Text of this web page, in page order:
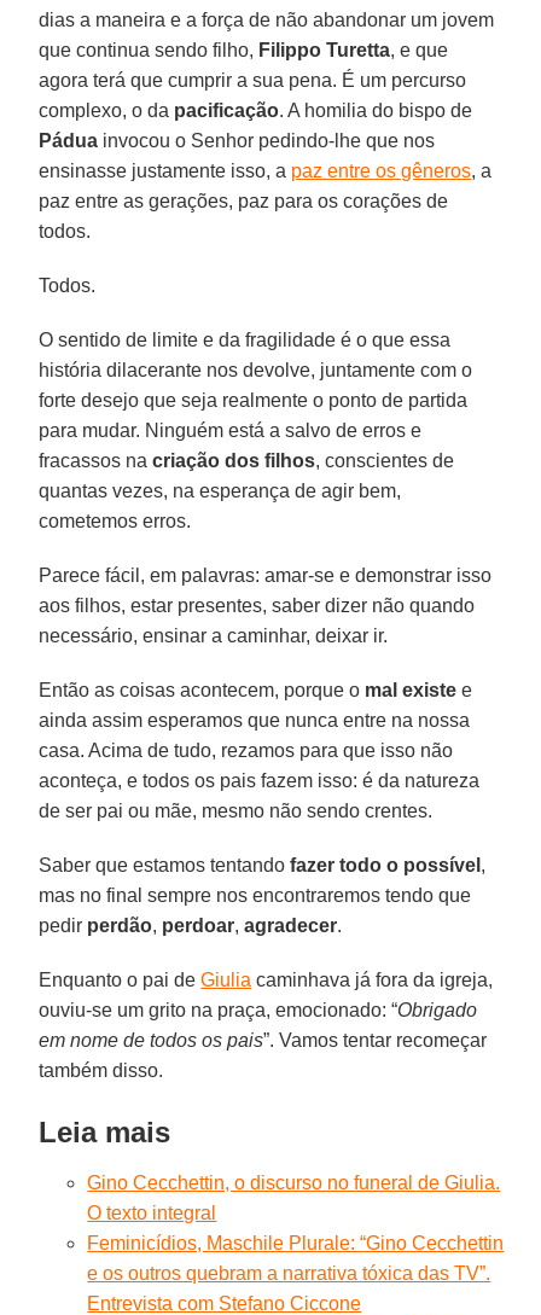
dias a maneira e a força de não abandonar um jovem
que continua sendo filho, Filippo Turetta, e que
agora terá que cumprir a sua pena. É um percurso
complexo, o da pacificação. A homilia do bispo de
Pádua invocou o Senhor pedindo-lhe que nos
ensinasse justamente isso, a paz entre os gêneros, a
paz entre as gerações, paz para os corações de
todos.
Todos.
O sentido de limite e da fragilidade é o que essa
história dilacerante nos devolve, juntamente com o
forte desejo que seja realmente o ponto de partida
para mudar. Ninguém está a salvo de erros e
fracassos nacriação dos filhos, conscientes de
quantas vezes, na esperança de agir bem,
cometemos erros.
Parece fácil, em palavras: amar-se e demonstrar isso
aos filhos, estar presentes, saber dizer não quando
necessário, ensinar a caminhar, deixar ir.
Então as coisas acontecem, porque o mal existe e
ainda assim esperamos que nunca entre na nossa
casa. Acima de tudo, rezamos para que isso não
aconteça, e todos os pais fazem isso: é da natureza
de ser pai ou mãe, mesmo não sendo crentes.
Saber que estamos tentandofazer todo o possível ,
mas no final sempre nos encontraremos tendo que
pedir perdão, perdoar,agradecer.
Enquanto o pai deGiulia caminhava já fora da igreja,
ouviu-se um grito na praça, emocionado: “Obrigado
em nome de todos os pais”. Vamos tentar recomeçar
também disso.
Leia mais
Gino Cecchettin, o discurso no funeral de Giulia.
O texto integral
Feminicídios, Maschile Plurale: “Gino Cecchettin
e os outros quebram a narrativa tóxica das TV”.
Entrevista com Stefano Ciccone